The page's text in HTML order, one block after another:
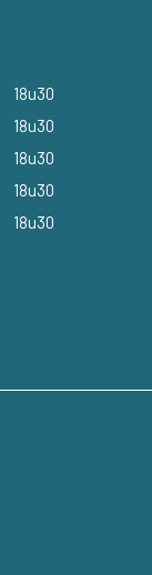
18u30
18u30
18u30
18u30
18u30